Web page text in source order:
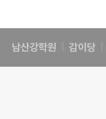
남산강학원 감이당